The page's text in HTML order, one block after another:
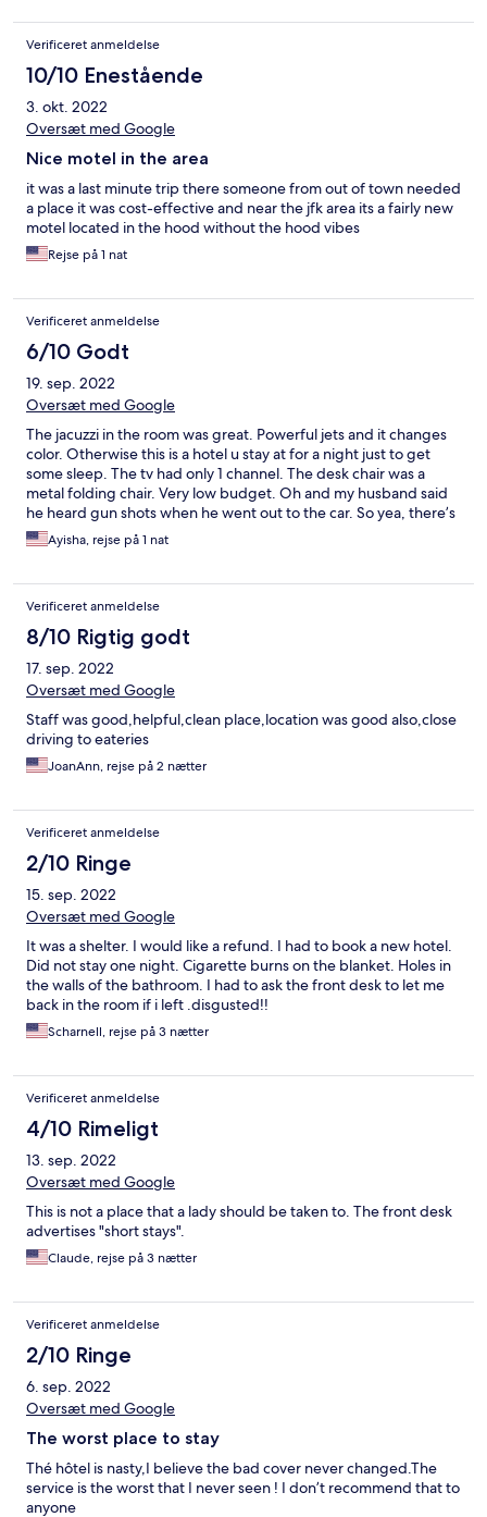
Verificeret anmeldelse
10/10 Enestående
3. okt. 2022
Oversæt med Google
Nice motel in the area
it was a last minute trip there someone from out of town needed
a place it was cost-effective and near the jfk area its a fairly new
motel located in the hood without the hood vibes
Rejse på 1 nat
Verificeret anmeldelse
6/10 Godt
19. sep. 2022
Oversæt med Google
The jacuzzi in the room was great. Powerful jets and it changes
color. Otherwise this is a hotel u stay at for a night just to get
some sleep. The tv had only 1 channel. The desk chair was a
metal folding chair. Very low budget. Oh and my husband said
he heard gun shots when he went out to the car. So yea, there’s
thatAyisha, rejse på 1 nat
Verificeret anmeldelse
8/10 Rigtig godt
17. sep. 2022
Oversæt med Google
Staff was good,helpful,clean place,location was good also,close
driving to eateries
JoanAnn, rejse på 2 nætter
Verificeret anmeldelse
2/10 Ringe
15. sep. 2022
Oversæt med Google
It was a shelter. I would like a refund. I had to book a new hotel.
Did not stay one night. Cigarette burns on the blanket. Holes in
the walls of the bathroom. I had to ask the front desk to let me
back in the room if i left .disgusted!!
Scharnell, rejse på 3 nætter
Verificeret anmeldelse
4/10 Rimeligt
13. sep. 2022
Oversæt med Google
This is not a place that a lady should be taken to. The front desk
advertises "short stays".
Claude, rejse på 3 nætter
Verificeret anmeldelse
2/10 Ringe
6. sep. 2022
Oversæt med Google
The worst place to stay
Thé hôtel is nasty,I believe the bad cover never changed.The
service is the worst that I never seen ! I don’t recommend that to
anyone